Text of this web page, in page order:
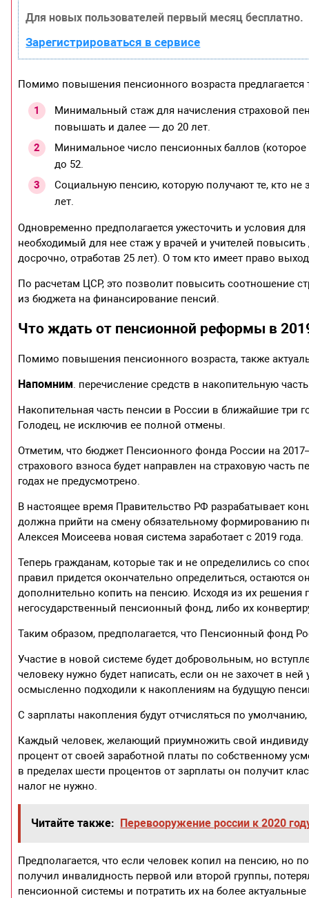
Для новых пользователей первый месяц бесплатно.
Зарегистрироваться в сервисе
Помимо повышения пенсионного возраста предлагается
Минимальный стаж для начисления страховой
повышать и далее — до 20 лет.
Минимальное число пенсионных баллов (которое
до 52.
Социальную пенсию, которую получают те, кто не
лет.
Одновременно предполагается ужесточить и условия
необходимый для нее стаж у врачей и учителей
досрочно, отработав 25 лет). О том кто имеет право
По расчетам ЦСР, это позволит повысить соотношение
из бюджета на финансирование пенсий.
Что ждать от пенсионной реформы в
Помимо повышения пенсионного возраста, также
Напомним. перечисление средств в накопительную
Накопительная часть пенсии в России в ближайшие три
Голодец, не исключив ее полной отмены.
Отметим, что бюджет Пенсионного фонда России на
страхового взноса будет направлен на страховую
годах не предусмотрено.
В настоящее время Правительство РФ разрабатывает
должна прийти на смену обязательному
Алексея Моисеева новая система заработает с 2019 года.
Теперь гражданам, которые так и не определились со
правил придется окончательно определиться, остаются
дополнительно копить на пенсию. Исходя из их
негосударственный пенсионный фонд, либо их
Таким образом, предполагается, что Пенсионный фонд
Участие в новой системе будет добровольным, но
человеку нужно будет написать, если он не захочет в
осмысленно подходили к накоплениям на будущую
С зарплаты накопления будут отчисляться по
Каждый человек, желающий приумножить свой
процент от своей заработной платы по собственному
в пределах шести процентов от зарплаты он получит
налог не нужно.
Читайте также: Перевооружение россии к 2020
Предполагается, что если человек копил на пенсию, но
получил инвалидность первой или второй группы,
пенсионной системы и потратить их на более